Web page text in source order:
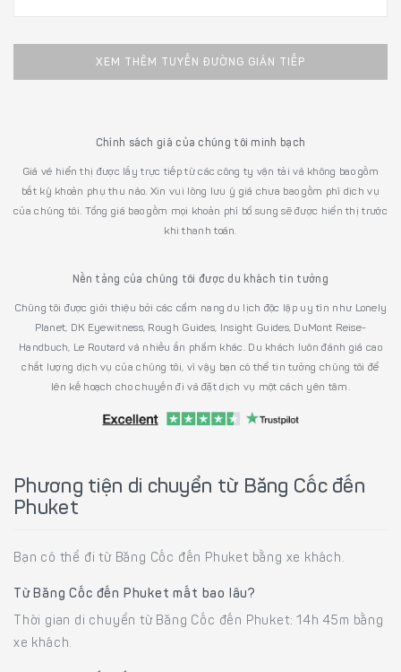
XEM THÊM TUYẾN ĐƯỜNG GIÁN TIẾP
Chính sách giá của chúng tôi minh bạch
Giá vé hiển thị được lấy trực tiếp từ các công ty vận tải và không bao gồm
bất kỳ khoản phụ thu nào. Xin vui lòng lưu ý giá chưa bao gồm phí dịch vụ
của chúng tôi. Tổng giá bao gồm mọi khoản phí bổ sung sẽ được hiển thị trước
khi thanh toán.
Nền tảng của chúng tôi được du khách tin tưởng
Chúng tôi được giới thiệu bởi các cẩm nang du lịch độc lập uy tín như Lonely
Planet, DK Eyewitness, Rough Guides, Insight Guides, DuMont Reise-
Handbuch, Le Routard và nhiều ấn phẩm khác. Du khách luôn đánh giá cao
chất lượng dịch vụ của chúng tôi, vì vậy bạn có thể tin tưởng chúng tôi để
lên kế hoạch cho chuyến đi và đặt dịch vụ một cách yên tâm.
Phương tiện di chuyển từ Băng Cốc đến
Phuket
Bạn có thể đi từ Băng Cốc đến Phuket bằng xe khách.
Từ Băng Cốc đến Phuket mất bao lâu?
Thời gian di chuyển từ Băng Cốc đến Phuket: 14h 45m bằng
xe khách.